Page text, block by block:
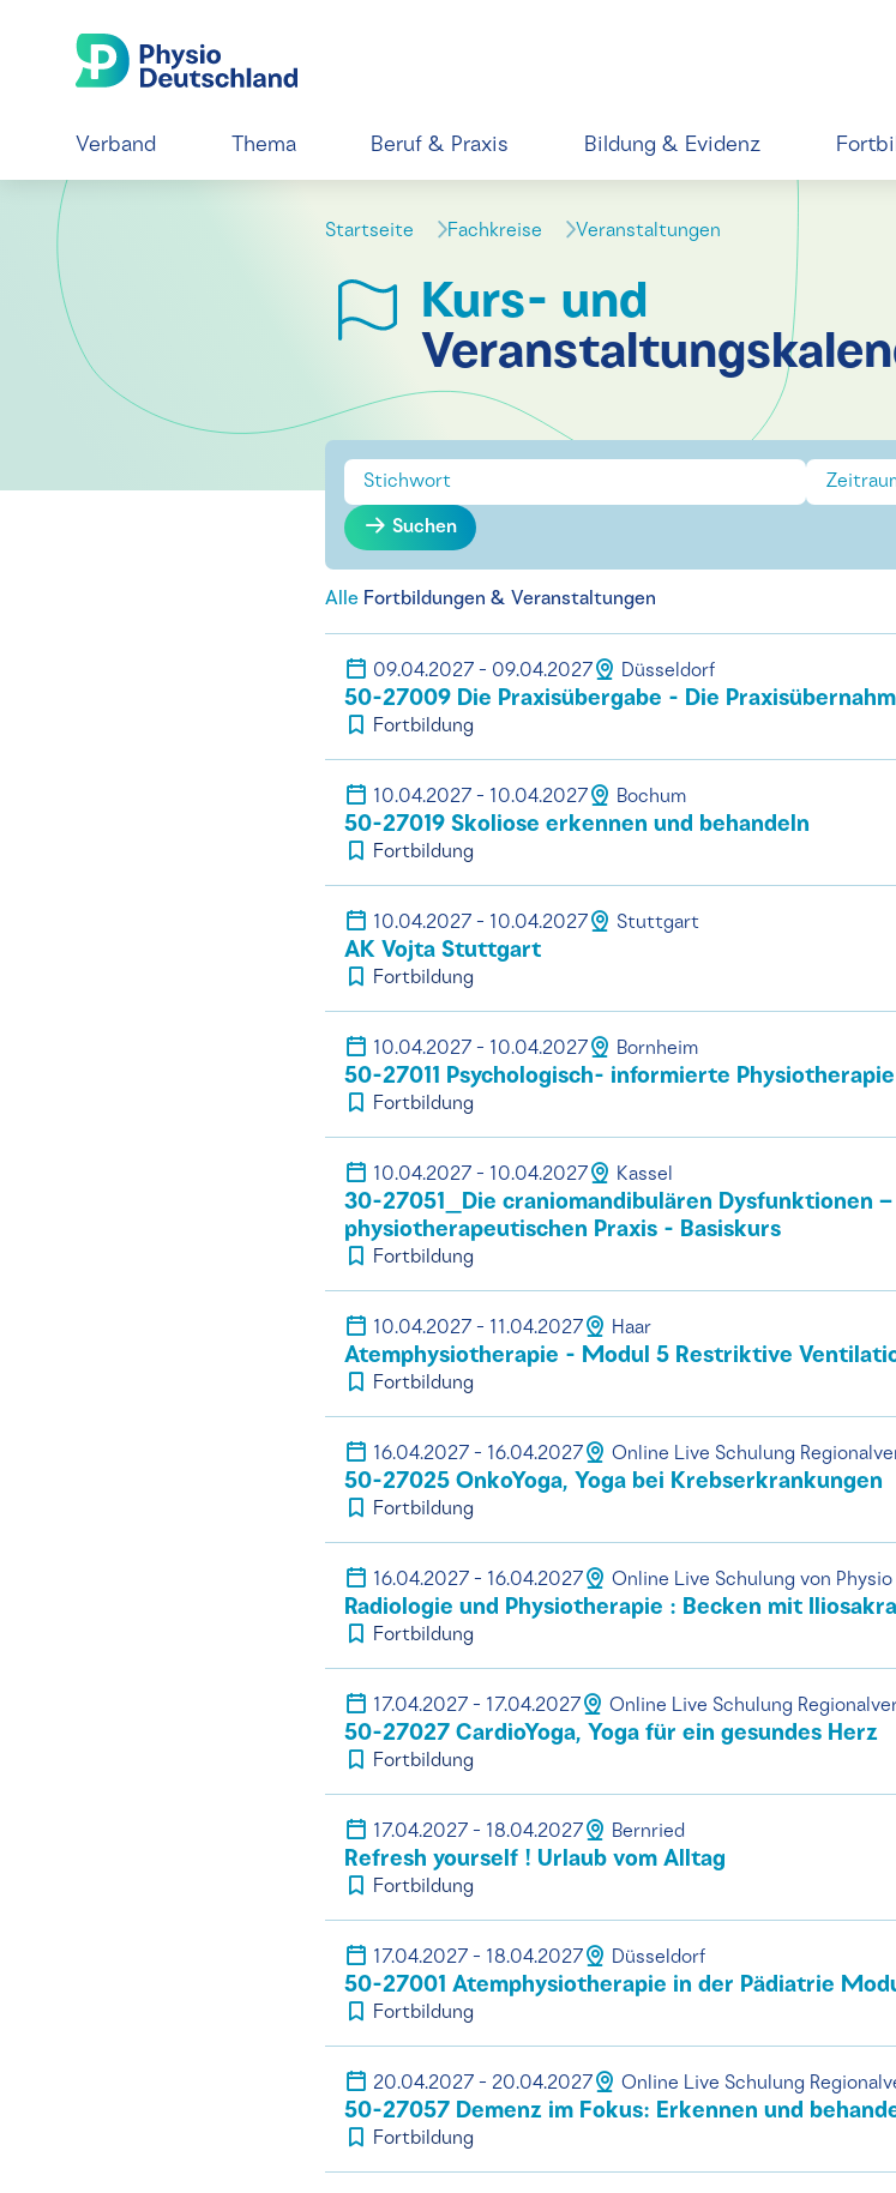
Verband Thema Beruf & Praxis Bildung & Evidenz
Startseite Fachkreise Veranstaltungen
Kurs- und
Suchen
Alle Fortbildungen & Veranstaltungen
09.04.2027 - 09.04.2027 Düsseldorf
50-27009 Die Praxisübergabe - Die
Fortbildung
10.04.2027 - 10.04.2027 Bochum
50-27019 Skoliose erkennen und behandeln
Fortbildung
10.04.2027 - 10.04.2027 Stuttgart
AK Vojta Stuttgart
Fortbildung
10.04.2027 - 10.04.2027 Bornheim
50-27011 Psychologisch- informierte Physiotherapie
Fortbildung
10.04.2027 - 10.04.2027 Kassel
30-27051_Die craniomandibulären Dysfunktionen
physiotherapeutischen Praxis - Basiskurs
Fortbildung
10.04.2027 - 11.04.2027 Haar
Atemphysiotherapie - Modul 5 Restriktive
Fortbildung
16.04.2027 - 16.04.2027 Online Live Schulung
50-27025 OnkoYoga, Yoga bei Krebserkrankungen
Fortbildung
16.04.2027 - 16.04.2027 Online Live Schulung von
Radiologie und Physiotherapie : Becken mit
Fortbildung
17.04.2027 - 17.04.2027 Online Live Schulung
50-27027 CardioYoga, Yoga für ein gesundes Herz
Fortbildung
17.04.2027 - 18.04.2027 Bernried
Refresh yourself ! Urlaub vom Alltag
Fortbildung
17.04.2027 - 18.04.2027 Düsseldorf
50-27001 Atemphysiotherapie in der Pädiatrie
Fortbildung
20.04.2027 - 20.04.2027 Online Live Schulung
50-27057 Demenz im Fokus: Erkennen und
Fortbildung